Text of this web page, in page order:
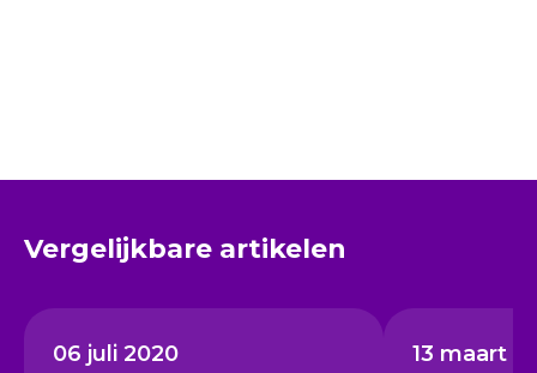
Vergelijkbare artikelen
06 juli 2020 13 maart